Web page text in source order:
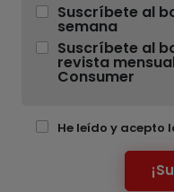
Suscríbete al
semana
Suscríbete al
revista mensual
Consumer
He leído y acepto